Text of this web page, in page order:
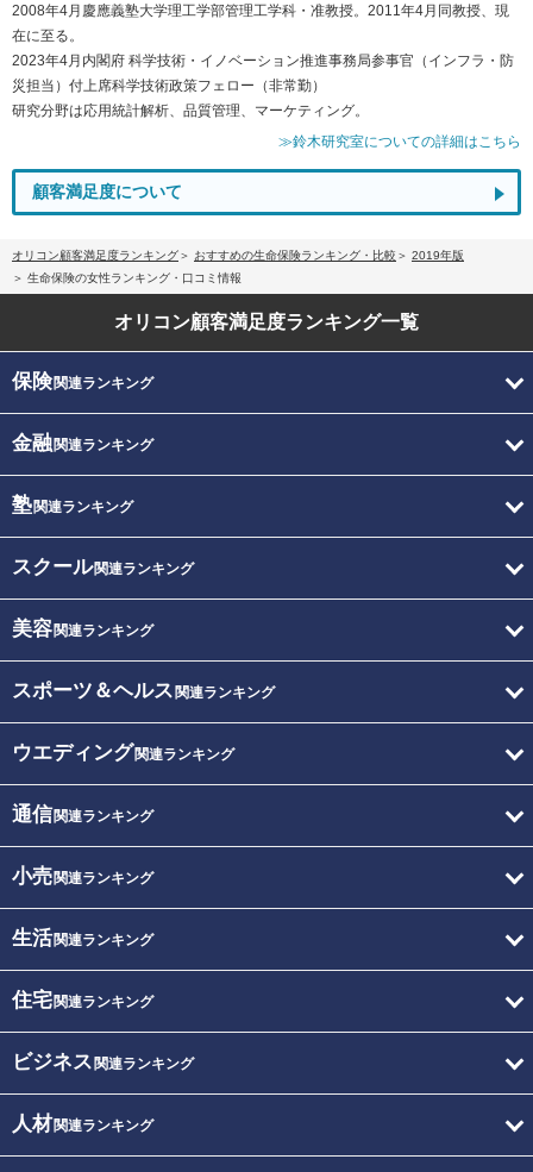
2008年4月慶應義塾大学理工学部管理工学科・准教授。2011年4月同教授、現
在に至る。
2023年4月内閣府 科学技術・イノベーション推進事務局参事官（インフラ・防
災担当）付上席科学技術政策フェロー（非常勤）
研究分野は応用統計解析、品質管理、マーケティング。
≫鈴木研究室についての詳細はこちら
顧客満足度について
オリコン顧客満足度ランキング おすすめの生命保険ランキング・比較
2019年版
生命保険の女性ランキング・口コミ情報
オリコン顧客満足度ランキング一覧
保険関連ランキング
金融関連ランキング
塾関連ランキング
スクール関連ランキング
美容関連ランキング
スポーツ＆ヘルス 関連ランキング
ウエディング関連ランキング
通信関連ランキング
小売関連ランキング
生活関連ランキング
住宅関連ランキング
ビジネス 関連ランキング
人材関連ランキング